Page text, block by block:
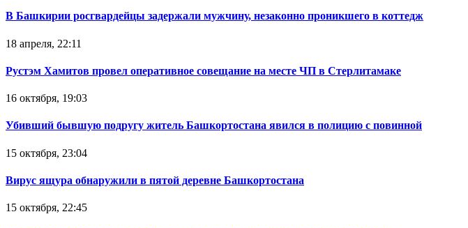
В Башкирии росгвардейцы задержали мужчину, незаконно проникшего в коттедж
18 апреля, 22:11
Рустэм Хамитов провел оперативное совещание на месте ЧП в Стерлитамаке
16 октября, 19:03
Убивший бывшую подругу житель Башкортостана явился в полицию с повинной
15 октября, 23:04
Вирус ящура обнаружили в пятой деревне Башкортостана
15 октября, 22:45